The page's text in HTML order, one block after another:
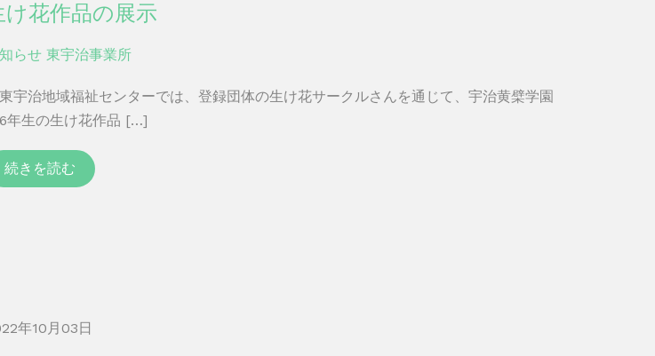
け花作品の展示
らせ 東宇治事業所
宇治地域福祉センターでは、登録団体の生け花サークルさんを通じて、宇治黄檗学園
年生の生け花作品 […]
続きを読む
年10月03日